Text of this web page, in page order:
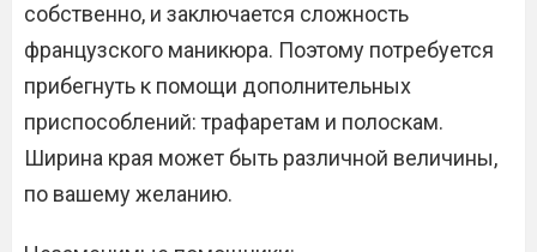
собственно, и заключается сложность
французского маникюра. Поэтому потребуется
прибегнуть к помощи дополнительных
приспособлений: трафаретам и полоскам.
Ширина края может быть различной величины,
по вашему желанию.